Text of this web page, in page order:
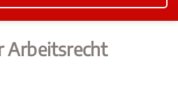
Arbeitsrecht